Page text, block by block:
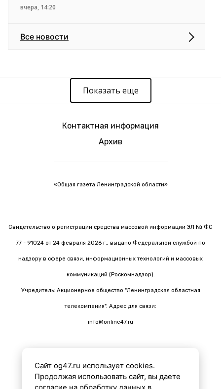
вчера, 14:20
Все новости
Показать еще
Контактная информация
Архив
«Общая газета Ленинградской области»
Свидетельство о регистрации средства массовой информации ЭЛ № ФС
77 - 91024 от 24 февраля 2026 г., выдано Федеральной службой по
надзору в сфере связи, информационных технологий и массовых
коммуникаций (Роскомнадзор).
Учредитель: Акционерное общество "Ленинградская областная
телекомпания". Адрес для связи:
info@online47.ru
Все материалы на сайте подготовлены с помощью ИИ
Сайт og47.ru использует cookies.
Продолжая использовать сайт, вы даете